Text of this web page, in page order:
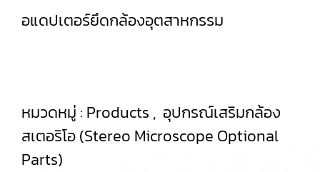
อแดปเตอร์ยึดกล้องอุตสาหกรรม
หมวดหมู่ : Products , อุปกรณ์เสริมกล้อง
สเตอริโอ (Stereo Microscope Optional
Parts)